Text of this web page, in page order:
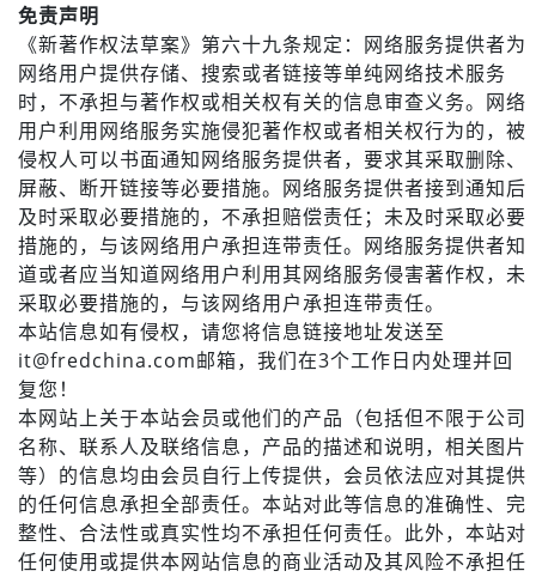
免责声明
《新著作权法草案》第六十九条规定：网络服务提供者为
网络用户提供存储、搜索或者链接等单纯网络技术服务
时，不承担与著作权或相关权有关的信息审查义务。网络
用户利用网络服务实施侵犯著作权或者相关权行为的，被
侵权人可以书面通知网络服务提供者，要求其采取删除、
屏蔽、断开链接等必要措施。网络服务提供者接到通知后
及时采取必要措施的，不承担赔偿责任；未及时采取必要
措施的，与该网络用户承担连带责任。网络服务提供者知
道或者应当知道网络用户利用其网络服务侵害著作权，未
采取必要措施的，与该网络用户承担连带责任。
本站信息如有侵权，请您将信息链接地址发送至
it@fredchina.com邮箱，我们在3个工作日内处理并回
复您！
本网站上关于本站会员或他们的产品（包括但不限于公司
名称、联系人及联络信息，产品的描述和说明，相关图片
等）的信息均由会员自行上传提供，会员依法应对其提供
的任何信息承担全部责任。本站对此等信息的准确性、完
整性、合法性或真实性均不承担任何责任。此外，本站对
任何使用或提供本网站信息的商业活动及其风险不承担任